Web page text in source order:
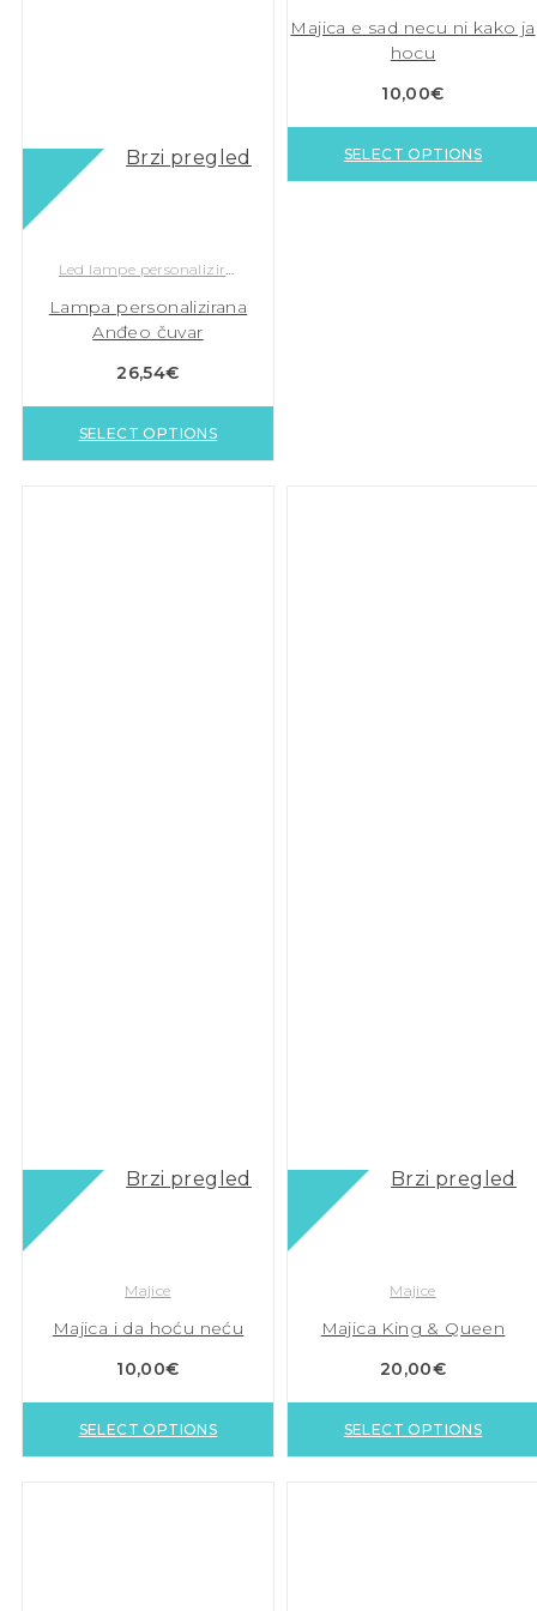
Brzi pregled
Led lampe personalizirane
Lampa personalizirana
Anđeo čuvar
26,54€
SELECT OPTIONS
Majica e sad necu ni kako ja
hocu
10,00€
SELECT OPTIONS
Brzi pregled
Majice
Majica i da hoću neću
10,00€
SELECT OPTIONS
Brzi pregled
Majice
Majica King & Queen
20,00€
SELECT OPTIONS